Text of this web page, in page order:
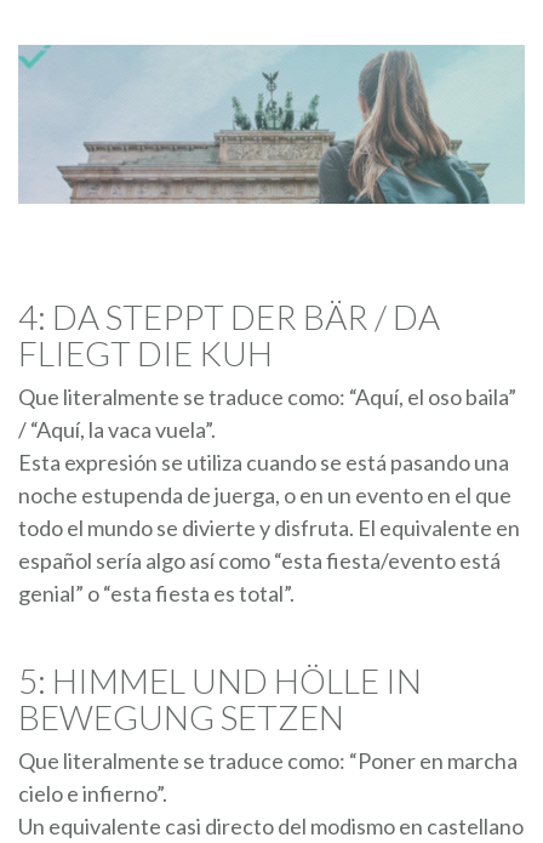
4: DA STEPPT DER BÄR / DA
FLIEGT DIE KUH
Que literalmente se traduce como: “Aquí, el oso baila”
/ “Aquí, la vaca vuela”.
Esta expresión se utiliza cuando se está pasando una
noche estupenda de juerga, o en un evento en el que
todo el mundo se divierte y disfruta. El equivalente en
español sería algo así como “esta fiesta/evento está
genial” o “esta fiesta es total”.
5: HIMMEL UND HÖLLE IN
BEWEGUNG SETZEN
Que literalmente se traduce como: “Poner en marcha
cielo e infierno”.
Un equivalente casi directo del modismo en castellano